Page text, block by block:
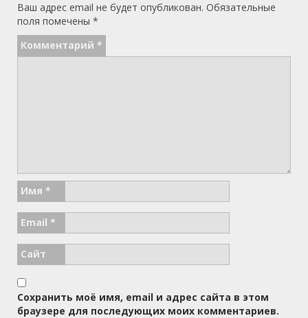
Ваш адрес email не будет опубликован. Обязательные
поля помечены *
Комментарий *
Имя *
Email *
Сайт
Сохранить моё имя, email и адрес сайта в этом
браузере для последующих моих комментариев.